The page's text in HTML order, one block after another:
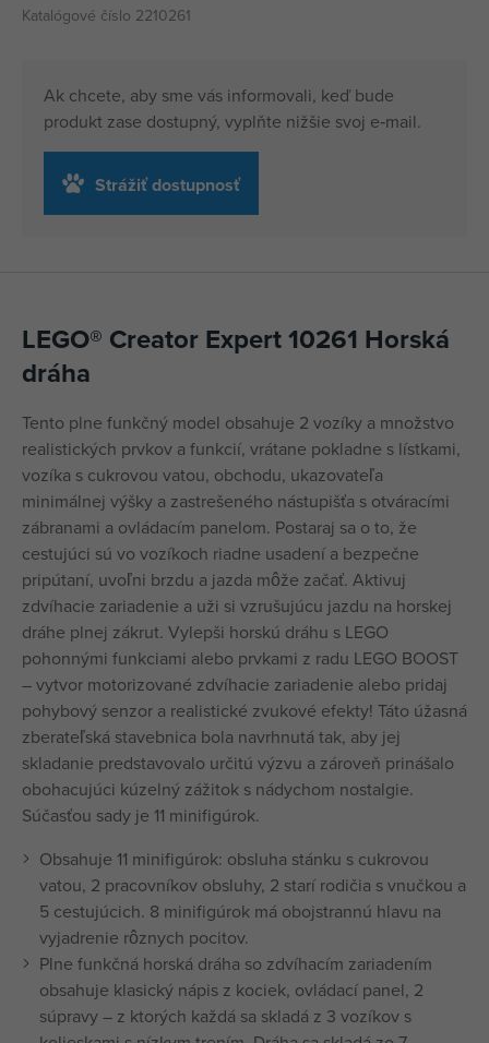
Katalógové číslo 2210261
Ak chcete, aby sme vás informovali, keď bude
produkt zase dostupný, vyplňte nižšie svoj e‑mail.
Strážiť dostupnosť
LEGO® Creator Expert 10261 Horská
dráha
Tento plne funkčný model obsahuje 2 vozíky a množstvo
realistických prvkov a funkcií, vrátane pokladne s lístkami,
vozíka s cukrovou vatou, obchodu, ukazovateľa
minimálnej výšky a zastrešeného nástupišťa s otváracími
zábranami a ovládacím panelom. Postaraj sa o to, že
cestujúci sú vo vozíkoch riadne usadení a bezpečne
pripútaní, uvoľni brzdu a jazda môže začať. Aktivuj
zdvíhacie zariadenie a uži si vzrušujúcu jazdu na horskej
dráhe plnej zákrut. Vylepši horskú dráhu s LEGO
pohonnými funkciami alebo prvkami z radu LEGO BOOST
– vytvor motorizované zdvíhacie zariadenie alebo pridaj
pohybový senzor a realistické zvukové efekty! Táto úžasná
zberateľská stavebnica bola navrhnutá tak, aby jej
skladanie predstavovalo určitú výzvu a zároveň prinášalo
obohacujúci kúzelný zážitok s nádychom nostalgie.
Súčasťou sady je 11 minifigúrok.
Obsahuje 11 minifigúrok: obsluha stánku s cukrovou
vatou, 2 pracovníkov obsluhy, 2 starí rodičia s vnučkou a
5 cestujúcich. 8 minifigúrok má obojstrannú hlavu na
vyjadrenie rôznych pocitov.
Plne funkčná horská dráha so zdvíhacím zariadením
obsahuje klasický nápis z kociek, ovládací panel, 2
súpravy – z ktorých každá sa skladá z 3 vozíkov s